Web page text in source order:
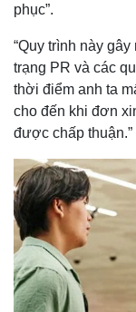
phục”.
“Quy trình này
trạng PR và các
thời điểm anh ta
cho đến khi đơn
được chấp thuận.”